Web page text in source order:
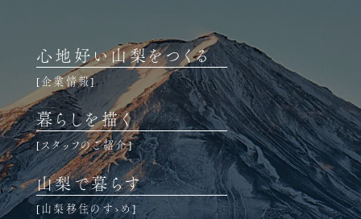
心地好い山梨をつくる
企業情報
暮らしを描く
スタッフのご紹介
山梨で暮らす
山梨移住のすゝめ